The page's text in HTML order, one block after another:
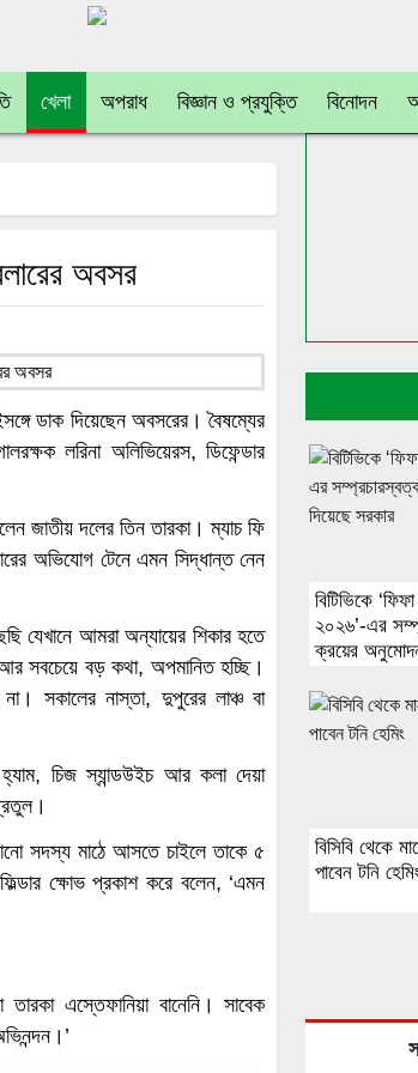
খেলা অপরাধ বিজ্ঞান ও প্রযুক্তি বিনোদন
অবসর
ডাক দিয়েছেন অবসরের। বৈষম্যের
লরিনা অলিভিয়েরস, ডিফেন্ডার
জাতীয় দলের তিন তারকা। ম্যাচ ফি
অভিযোগ টেনে এমন সিদ্ধান্ত নেন
যেখানে আমরা অন্যায়ের শিকার হতে
সবচেয়ে বড় কথা, অপমানিত হচ্ছি।
সকালের নাস্তা, দুপুরের লাঞ্চ বা
চিজ স্যান্ডউইচ আর কলা দেয়া
সদস্য মাঠে আসতে চাইলে তাকে ৫
ক্ষোভ প্রকাশ করে বলেন, ‘এমন
এস্তেফানিয়া বানেনি। সাবেক
বিটিভিকে
২০২৬’-এর
ক্রয়ের
বিসিবি থেকে
পাবেন টনি